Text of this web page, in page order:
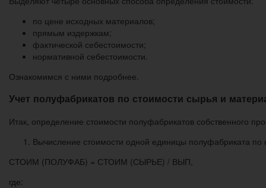
по цене исходных материалов;
прямым издержкам;
фактической себестоимости;
нормативной себестоимости.
Ознакомимся с ними подробнее.
Учет полуфабрикатов по стоимости сырья и
Итак, определение стоимости полуфабрикатов собственного
Вычисление стоимости одной единицы полуфабриката
СТОИМ (ПОЛУФАБ) = СТОИМ (СЫРЬЕ) / ВЫП,
где: